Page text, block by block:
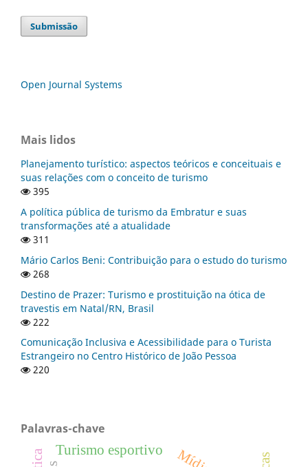
Submissão
Open Journal Systems
Mais lidos
Planejamento turístico: aspectos teóricos e conceituais e
suas relações com o conceito de turismo
395
A política pública de turismo da Embratur e suas
transformações até a atualidade
311
Mário Carlos Beni: Contribuição para o estudo do turismo
268
Destino de Prazer: Turismo e prostituição na ótica de
travestis em Natal/RN, Brasil
222
Comunicação Inclusiva e Acessibilidade para o Turista
Estrangeiro no Centro Histórico de João Pessoa
220
Palavras-chave
Turismo esportivo